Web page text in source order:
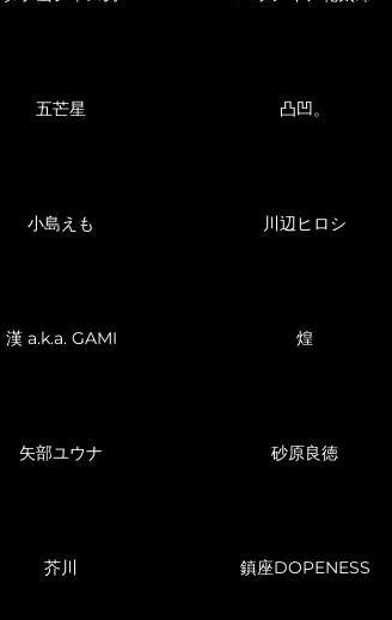
五芒星 凸凹。
小島えも 川辺ヒロシ
漢 a.k.a. GAMI 煌
矢部ユウナ 砂原良徳
芥川 鎮座DOPENESS